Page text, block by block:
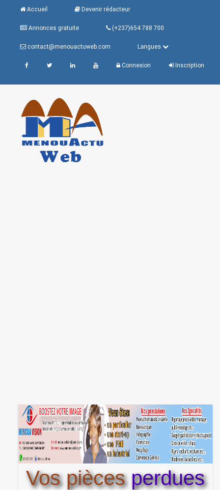
Accueil Devenir rédacteur
Annonces gratuite (+237)654 788 700
contact@menouactuweb.com Langues
Connexion Inscription
Vos piècesperdues